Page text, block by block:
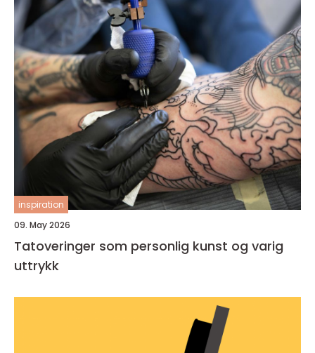
inspiration
09. May 2026
Tatoveringer som personlig kunst og varig
uttrykk